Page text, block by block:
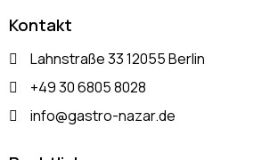
Kontakt
Lahnstraße 33 12055 Berlin
+49 30 6805 8028
info@gastro-nazar.de